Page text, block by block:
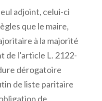
adjoint, celui-ci
que le maire,
à la majorité
de l’article L. 2122-
dérogatoire
de liste paritaire
de